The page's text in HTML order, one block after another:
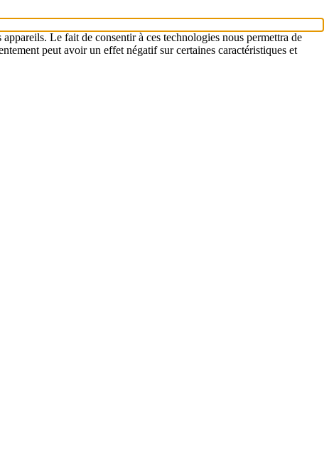
Le fait de consentir à ces technologies nous permettra de
peut avoir un effet négatif sur certaines caractéristiques et